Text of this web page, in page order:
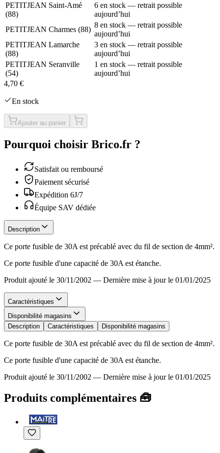
PETITJEAN Saint-Amé
(88)
6 en stock — retrait possible
aujourd’hui
PETITJEAN Charmes (88)
8 en stock — retrait possible
aujourd’hui
PETITJEAN Lamarche
(88)
3 en stock — retrait possible
aujourd’hui
PETITJEAN Seranville
(54)
1 en stock — retrait possible
aujourd’hui
4,70 €
En stock
Ajouter au panier
Pourquoi choisir Brico.fr ?
Satisfait ou remboursé
Paiement sécurisé
Expédition 6J/7
Équipe SAV dédiée
Description
Ce porte fusible de 30A est précablé avec du fil de section de 4mm².
Ce porte fusible d'une capacité de 30A est étanche.
Produit ajouté le 30/11/2002 — Dernière mise à jour le 01/01/2025
Caractéristiques
Disponibilité magasins
Description
Caractéristiques Disponibilité magasins
Ce porte fusible de 30A est précablé avec du fil de section de 4mm².
Ce porte fusible d'une capacité de 30A est étanche.
Produit ajouté le 30/11/2002 — Dernière mise à jour le 01/01/2025
Produits complémentaires 🧰